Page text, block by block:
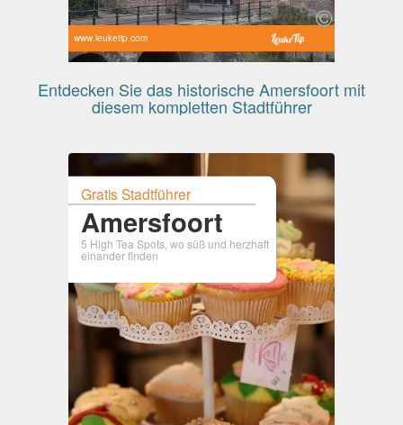
www.leuketip.com
Entdecken Sie das historische Amersfoort mit
diesem kompletten Stadtführer
Gratis Stadtführer
Amersfoort
5 High Tea Spots, wo süß und herzhaft
einander finden